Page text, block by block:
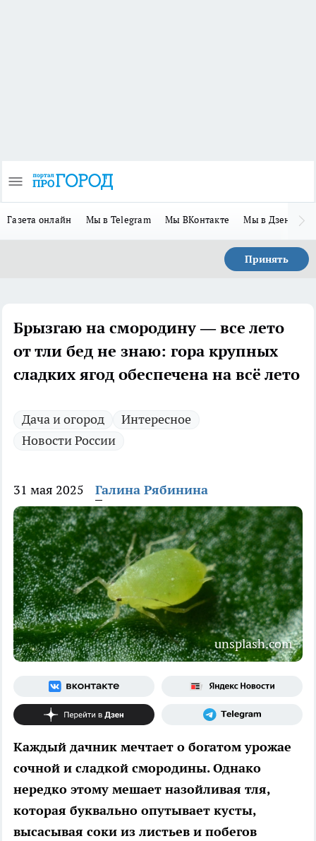
Газета онлайн Мы в Telegram Мы ВКонтакте Мы в Дзене
Принять
Брызгаю на смородину — все лето
от тли бед не знаю: гора крупных
сладких ягод обеспечена на всё лето
Дача и огород
Интересное
Новости России
31 мая 2025 Галина Рябинина
unsplash.com
Каждый дачник мечтает о богатом урожае
сочной и сладкой смородины. Однако
нередко этому мешает назойливая тля,
которая буквально опутывает кусты,
высасывая соки из листьев и побегов